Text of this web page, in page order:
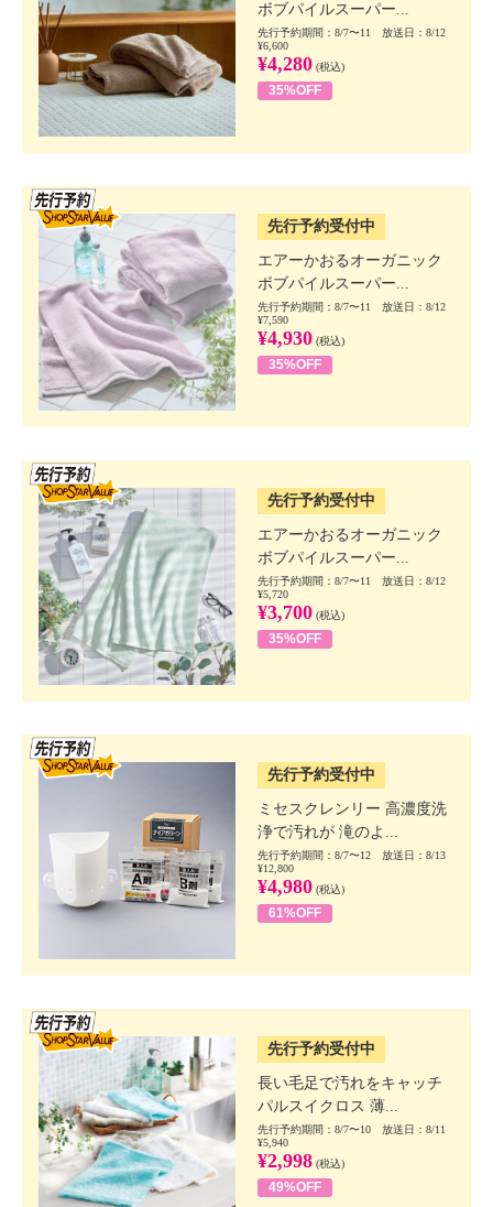
ボブパイルスーパー...
先行予約期間：8/7〜11 放送日：8/12
¥6,600
¥4,280 (税込)
35%OFF
先行予約受付中
エアーかおるオーガニック
ボブパイルスーパー...
先行予約期間：8/7〜11 放送日：8/12
¥7,590
¥4,930 (税込)
35%OFF
先行予約受付中
エアーかおるオーガニック
ボブパイルスーパー...
先行予約期間：8/7〜11 放送日：8/12
¥5,720
¥3,700 (税込)
35%OFF
先行予約受付中
ミセスクレンリー 高濃度洗
浄で汚れが 滝のよ...
先行予約期間：8/7〜12 放送日：8/13
¥12,800
¥4,980 (税込)
61%OFF
先行予約受付中
長い毛足で汚れをキャッチ
パルスイクロス 薄...
先行予約期間：8/7〜10 放送日：8/11
¥5,940
¥2,998 (税込)
49%OFF